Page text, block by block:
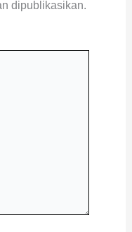
dipublikasikan.